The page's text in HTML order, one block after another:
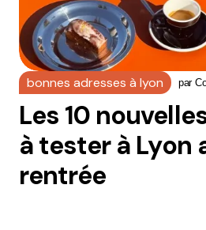
bonnes adresses à lyon par
Les 10
à tester à Lyon
rentrée